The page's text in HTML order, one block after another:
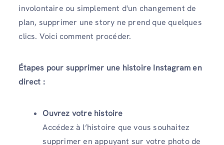
involontaire ou simplement d'un changement de
plan, supprimer une story ne prend que quelques
clics. Voici comment procéder.
Étapes pour supprimer une histoire Instagram en
direct :
Ouvrez votre histoire
Accédez à l’histoire que vous souhaitez
supprimer en appuyant sur votre photo de